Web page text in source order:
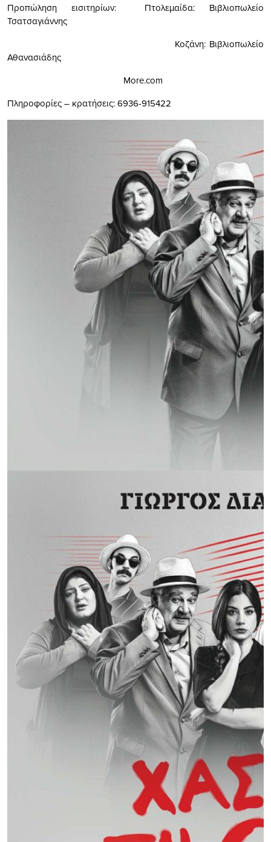
Προπώληση εισιτηρίων: Πτολεμαίδα: Βιβλιοπωλείο
Τσατσαγιάννης
Κοζάνη: Βιβλιοπωλείο
Αθανασιάδης
More.com
Πληροφορίες – κρατήσεις: 6936-915422